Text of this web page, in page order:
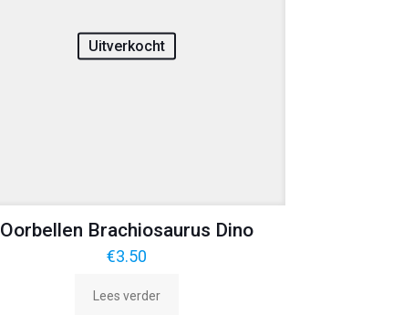
Uitverkocht
Oorbellen Brachiosaurus Dino
€3.50
Lees verder